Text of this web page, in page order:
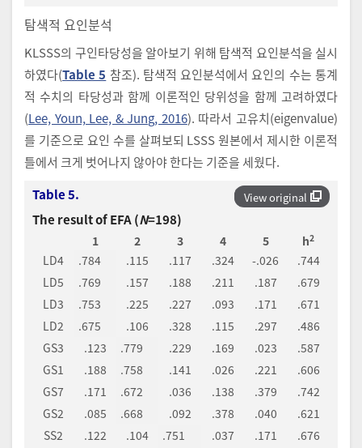
탐색적 요인분석
KLSSS의 구인타당성을 알아보기 위해 탐색적 요인분석을 실시
하였다(Table 5 참조). 탐색적 요인분석에서 요인의 수는 통계
적 수치의 타당성과 함께 이론적인 당위성을 함께 고려하였다
(Lee, Youn, Lee, & Jung, 2016). 따라서 고유치(eigenvalue)
를 기준으로 요인 수를 살펴보되 LSSS 원본에서 제시한 이론적
틀에서 크게 벗어나지 않아야 한다는 기준을 세웠다.
View original
Table 5.
The result of EFA (N=198)
1 2 3 4 5 h2
LD4 .784 .115 .117 .324 -.026
.744
LD5
.769 .157 .188 .211 .187
.679
LD3
.753 .225 .227 .093 .171
.671
LD2
.675 .106 .328 .115 .297
.486
GS3
.123 .779 .229 .169 .023
.587
GS1
.188 .758 .141 .026 .221
.606
GS7
.171 .672 .036 .138 .379
.742
GS2
.085 .668 .092 .378 .040
.621
SS2
.122 .104 .751 .037 .171
.676